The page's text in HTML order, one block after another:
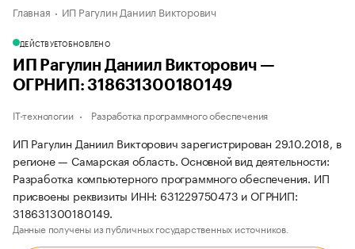
Главная ИП Рагулин Даниил Викторович
ДЕЙСТВУЕТОБНОВЛЕНО
ИП Рагулин Даниил Викторович —
ОГРНИП: 318631300180149
IT-технологии Разработка программного обеспечения
ИП Рагулин Даниил Викторович зарегистрирован 29.10.2018, в
регионе — Самарская область. Основной вид деятельности:
Разработка компьютерного программного обеспечения. ИП
присвоены реквизиты ИНН: 631229750473 и ОГРНИП:
318631300180149.
Данные получены из публичных государственных источников.